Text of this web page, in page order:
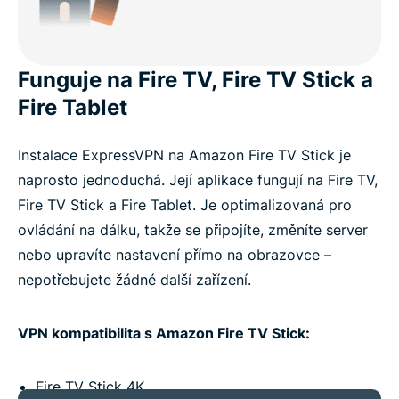
Funguje na Fire TV, Fire TV Stick a
Fire Tablet
Instalace ExpressVPN na Amazon Fire TV Stick je
naprosto jednoduchá. Její aplikace fungují na Fire TV,
Fire TV Stick a Fire Tablet. Je optimalizovaná pro
ovládání na dálku, takže se připojíte, změníte server
nebo upravíte nastavení přímo na obrazovce –
nepotřebujete žádné další zařízení.
VPN kompatibilita s Amazon Fire TV Stick:
Fire TV Stick 4K